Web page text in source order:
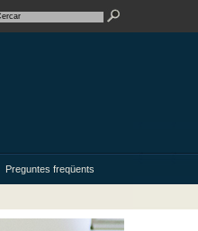
Preguntes freqüents